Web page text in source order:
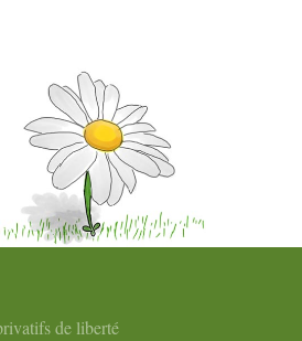
de liberté